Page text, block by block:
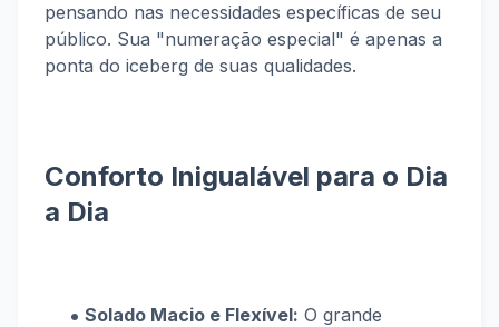
pensando nas necessidades específicas de seu
público. Sua "numeração especial" é apenas a
ponta do iceberg de suas qualidades.
Conforto Inigualável para o Dia
a Dia
Solado Macio e Flexível: O grande